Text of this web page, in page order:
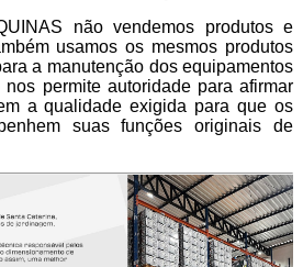
não vendemos produtos e
usamos os mesmos produtos
a manutenção dos equipamentos
permite autoridade para afirmar
a qualidade exigida para que os
suas funções originais de